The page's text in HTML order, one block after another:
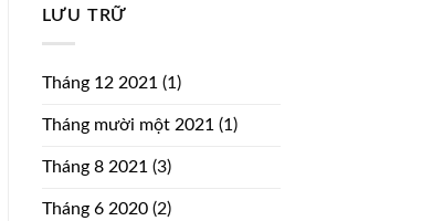
LƯU TRỮ
Tháng 12 2021 (1)
Tháng mười một 2021 (1)
Tháng 8 2021 (3)
Tháng 6 2020(2)